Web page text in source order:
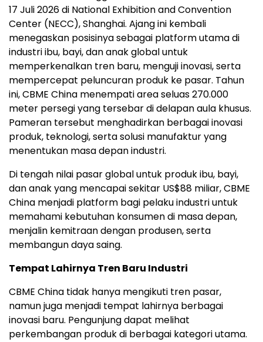
17 Juli 2026 di National Exhibition and Convention
Center (NECC), Shanghai. Ajang ini kembali
menegaskan posisinya sebagai platform utama di
industri ibu, bayi, dan anak global untuk
memperkenalkan tren baru, menguji inovasi, serta
mempercepat peluncuran produk ke pasar. Tahun
ini, CBME China menempati area seluas 270.000
meter persegi yang tersebar di delapan aula khusus.
Pameran tersebut menghadirkan berbagai inovasi
produk, teknologi, serta solusi manufaktur yang
menentukan masa depan industri.
Di tengah nilai pasar global untuk produk ibu, bayi,
dan anak yang mencapai sekitar US$88 miliar, CBME
China menjadi platform bagi pelaku industri untuk
memahami kebutuhan konsumen di masa depan,
menjalin kemitraan dengan produsen, serta
membangun daya saing.
Tempat Lahirnya Tren Baru Industri
CBME China tidak hanya mengikuti tren pasar,
namun juga menjadi tempat lahirnya berbagai
inovasi baru. Pengunjung dapat melihat
perkembangan produk di berbagai kategori utama.